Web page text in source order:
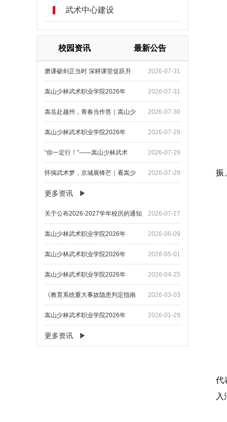
武术中心建设
校园资讯 最新公告
2026-07-31
磨课砺剑正当时 深耕课堂促跃升
2026-07-31
嵩山少林武术职业学院2026年
2026-07-30
嵩岳赴越州，青春当作答｜嵩山少
2026-07-29
嵩山少林武术职业学院2026年
2026-07-29
“你一定行！”——嵩山少林武术
2026-07-29
怀揣武术梦，京城展锋芒｜看嵩少
更多资讯
2026-07-27
关于公布2026-2027学年校历的通知
2026-06-09
嵩山少林武术职业学院2026年
2026-05-01
嵩山少林武术职业学院2026年
2026-04-25
嵩山少林武术职业学院2026年
2026-03-03
《教育系统重大事故隐患判定指南
2026-01-29
嵩山少林武术职业学院2026年
更多资讯
振
代
入